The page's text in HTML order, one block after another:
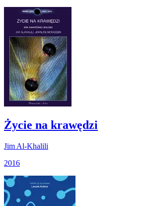
Życie na krawędzi
Jim Al-Khalili
2016